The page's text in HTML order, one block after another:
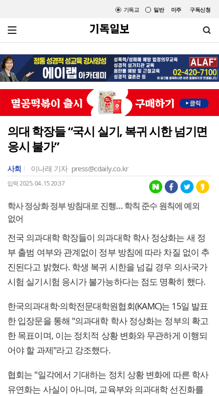
미주 구독신청
일반
기독교
의대 학장들 “국시 실기, 복귀 시한 넘기면
응시 불가”
사회 이나래 기자 press@cdaily.co.kr
입력 2025. 04. 15 20:37
학사 정상화 정부 방침대로 진행… 학칙 준수 원칙에 예외
없어
전국 의과대학 학장들이 의과대학 학사 정상화는 새 정
부 출범 여부와 관계없이 정부 방침에 따라 차질 없이 추
진된다고 밝혔다. 학생 복귀 시한을 넘길 경우 의사국가
시험 실기시험 응시가 불가능하다는 점도 명확히 했다.
한국의과대학·의학전문대학원협회(KAMC)는 15일 발표
한 입장문을 통해 "의과대학 학사 정상화는 정부의 확고
한 목표이며, 이는 정치적 상황 변화와 무관하게 이행되
어야 할 과제"라고 강조했다.
협회는 "일각에서 기대하는 정치 상황 변화에 따른 학사
유연화는 사실이 아니며, 교육부와 의과대학 선진화를